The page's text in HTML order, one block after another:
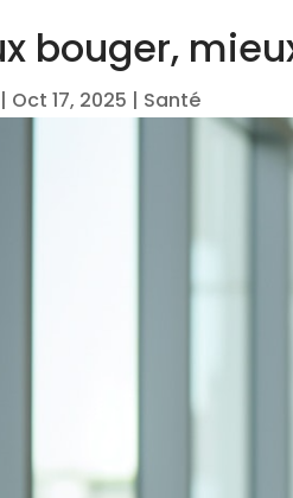
bouger,
| Oct 17, 2025 | Santé